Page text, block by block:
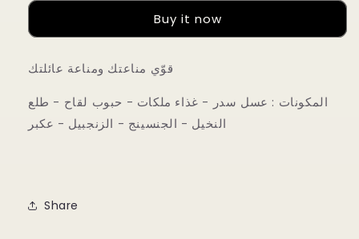
للتقويةBuy it now
قوّي مناعتك ومناعة عائلتك
المكونات : عسل سدر - غذاء ملكات - حبوب لقاح - طلع
النخيل - الجنسينج - الزنجبيل - عكبر
Share